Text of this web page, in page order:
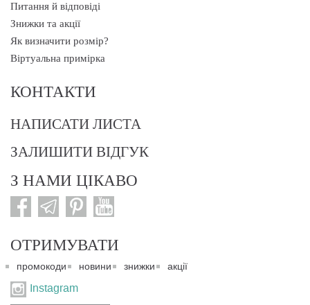
Питання й відповіді
Знижки та акції
Як визначити розмір?
Віртуальна примірка
КОНТАКТИ
НАПИСАТИ ЛИСТА
ЗАЛИШИТИ ВІДГУК
З НАМИ ЦІКАВО
ОТРИМУВАТИ
промокоди новини знижки акції
Instagram